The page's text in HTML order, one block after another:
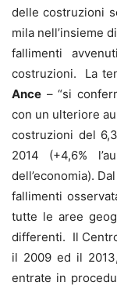
delle costruzioni
mila nell’insieme
fallimenti
costruzioni. La
Ance – “si
con un ulteriore
costruzioni del
2014 (+4,6%
dell’economia).
fallimenti
tutte le aree
differenti. Il
il 2009 ed il
entrate in